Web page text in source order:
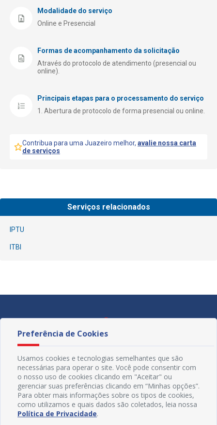
Modalidade do serviço
Online e Presencial
Formas de acompanhamento da solicitação
Através do protocolo de atendimento (presencial ou
online).
Principais etapas para o processamento do serviço
Abertura de protocolo de forma presencial ou online.
Contribua para uma Juazeiro melhor, avalie nossa carta
de serviços
Serviços relacionados
IPTU
ITBI
Preferência de Cookies
Usamos cookies e tecnologias semelhantes que são
necessárias para operar o site. Você pode consentir com
o nosso uso de cookies clicando em "Aceitar" ou
gerenciar suas preferências clicando em “Minhas opções”.
Para obter mais informações sobre os tipos de cookies,
como utilizamos e quais dados são coletados, leia nossa
Política de Privacidade.